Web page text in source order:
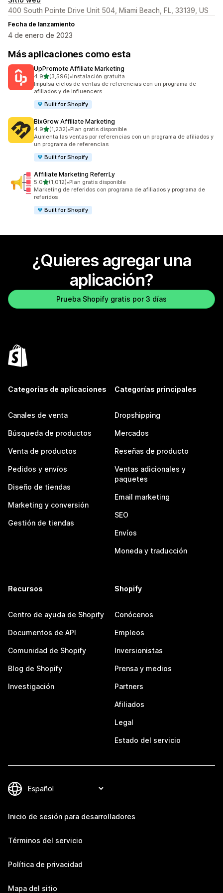
400 South Pointe Drive Unit 504, Miami Beach, FL, 33139, US
Fecha de lanzamiento
4 de enero de 2023
Más aplicaciones como esta
UpPromote Affiliate Marketing
4.9de 5 estrellas
(3,596)
3596 reseñas en total
•Instalación gratuita
Impulsa ciclos de ventas de referencias con un programa de
afiliados y de influencers
Built for Shopify
BixGrow Affiliate Marketing
4.9de 5 estrellas
(1,232)
1232 reseñas en total
•Plan gratis disponible
Aumenta las ventas por referencias con un programa de afiliados y
un programa de referencias
Built for Shopify
Affiliate Marketing ReferrLy
5.0de 5 estrellas
(1,012)
1012 reseñas en total
•Plan gratis disponible
Marketing de referidos con programa de afiliados y programa de
referidos
Built for Shopify
¿Quieres agregar una
aplicación?
Prueba Shopify gratis por 3 días
Categorías de aplicaciones
Canales de venta
Búsqueda de productos
Venta de productos
Pedidos y envíos
Diseño de tiendas
Marketing y conversión
Gestión de tiendas
Categorías principales
Dropshipping
Mercados
Reseñas de producto
Ventas adicionales y
paquetes
Email marketing
SEO
Envíos
Moneda y traducción
Recursos
Centro de ayuda de Shopify
Documentos de API
Comunidad de Shopify
Blog de Shopify
Investigación
Shopify
Conócenos
Empleos
Inversionistas
Prensa y medios
Partners
Afiliados
Legal
Estado del servicio
Inicio de sesión para desarrolladores
Términos del servicio
Política de privacidad
Mapa del sitio